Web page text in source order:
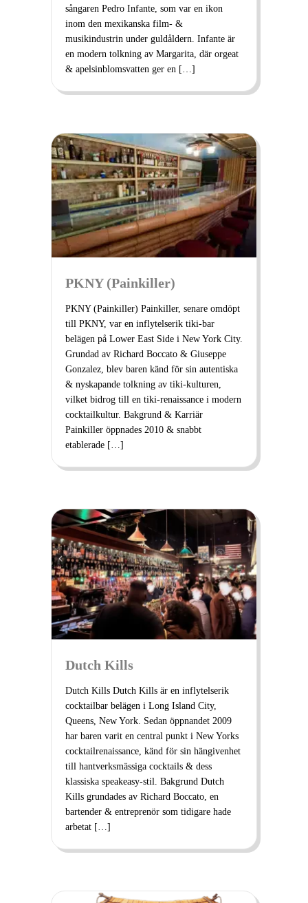
sångaren Pedro Infante, som var en ikon
inom den mexikanska film- &
musikindustrin under guldåldern. Infante är
en modern tolkning av Margarita, där orgeat
& apelsinblomsvatten ger en […]
PKNY (Painkiller)
PKNY (Painkiller) Painkiller, senare omdöpt
till PKNY, var en inflytelserik tiki-bar
belägen på Lower East Side i New York City.
Grundad av Richard Boccato & Giuseppe
Gonzalez, blev baren känd för sin autentiska
& nyskapande tolkning av tiki-kulturen,
vilket bidrog till en tiki-renaissance i modern
cocktailkultur. Bakgrund & Karriär
Painkiller öppnades 2010 & snabbt
etablerade […]
Dutch Kills
Dutch Kills Dutch Kills är en inflytelserik
cocktailbar belägen i Long Island City,
Queens, New York. Sedan öppnandet 2009
har baren varit en central punkt i New Yorks
cocktailrenaissance, känd för sin hängivenhet
till hantverksmässiga cocktails & dess
klassiska speakeasy-stil. Bakgrund Dutch
Kills grundades av Richard Boccato, en
bartender & entreprenör som tidigare hade
arbetat […]